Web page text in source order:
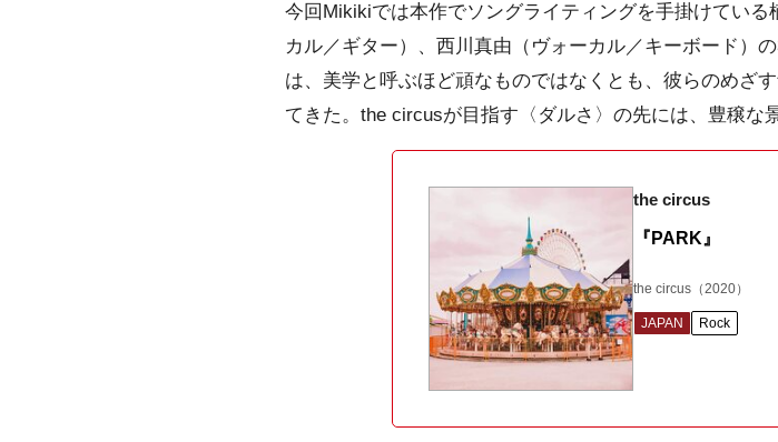
今回Mikikiでは本作でソングライティングを手掛けてい
カル／ギター）、西川真由（ヴォーカル／キーボード）
は、美学と呼ぶほど頑なものではなくとも、彼らのめざ
てきた。the circusが目指す〈ダルさ〉の先には、豊穣な
the circus
『PARK』
the circus （2020）
JAPAN Rock